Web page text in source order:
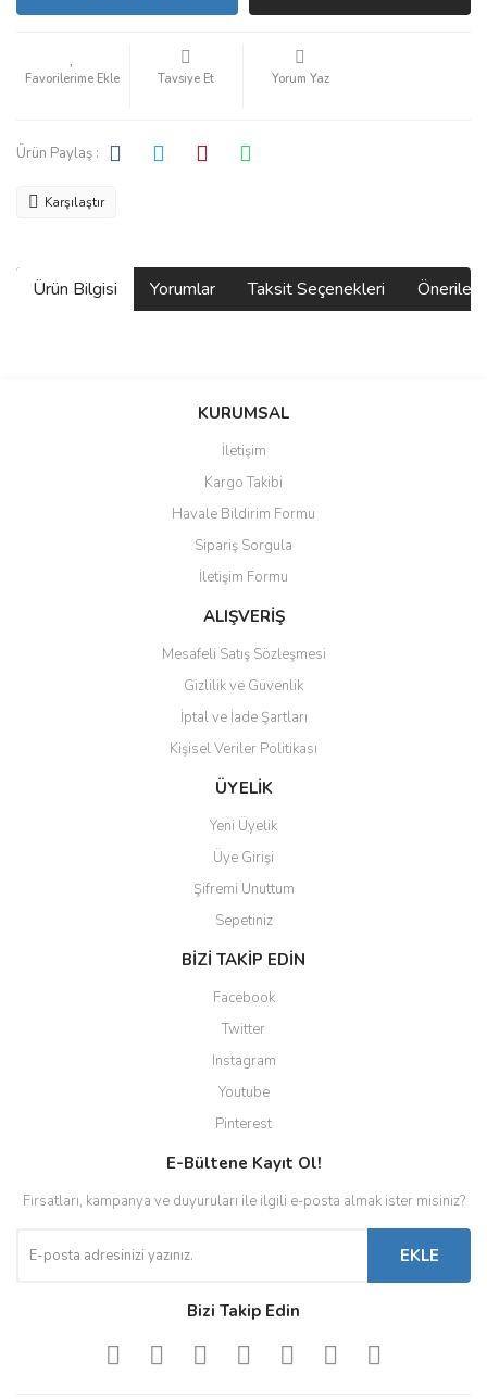
Tavsiye Et Yorum Yaz
Ürün Paylaş :
Karşılaştır
Ürün Bilgisi Yorumlar Taksit Seçenekleri
Bu ürüne ilk yorumu siz yapın!
Ürün resmi kalitesiz, bozuk veya görüntülenemiyor.
Ürün açıklamasında eksik bilgiler bulunuyor.
Ürün bilgilerinde hatalar bulunuyor.
Ürün fiyatı diğer sitelerden daha pahalı.
Bu ürüne benzer farklı alternatifler olmalı.
Gönder
KURUMSAL
İletişim
Kargo Takibi
Havale Bildirim Formu
Sipariş Sorgula
İletişim Formu
ALIŞVERİŞ
Mesafeli Satış Sözleşmesi
Gizlilik ve Güvenlik
İptal ve İade Şartları
Kişisel Veriler Politikası
ÜYELİK
Yeni Üyelik
Üye Girişi
Şifremi Unuttum
Sepetiniz
BİZİ TAKİP EDİN
Facebook
Twitter
Instagram
Youtube
Pinterest
E-Bültene Kayıt Ol!
Fırsatları, kampanya ve duyuruları ile ilgili e-posta almak ister misiniz?
EKLE
Bizi Takip Edin